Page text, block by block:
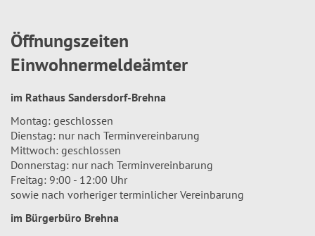
Öffnungszeiten
Einwohnermeldeämter
im Rathaus Sandersdorf-Brehna
Montag: geschlossen
Dienstag: nur nach Terminvereinbarung
Mittwoch: geschlossen
Donnerstag: nur nach Terminvereinbarung
Freitag: 9:00 - 12:00 Uhr
sowie nach vorheriger terminlicher Vereinbarung
im Bürgerbüro Brehna